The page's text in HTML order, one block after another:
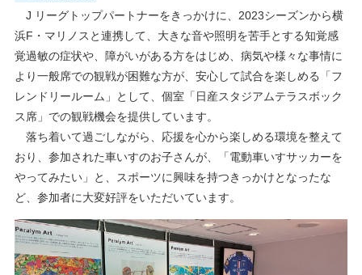
J リーグトップパートナーをきっかけに、2023シーズンから横
浜F・マリノスと連携して、大きな音や照明を苦手とする知覚感
覚過敏の症状や、障がいがある方をはじめ、病気や様々な事情に
より一般席での観戦が困難な方が、安心して試合を楽しめる「フ
レンドリールーム」として、個室「日産スタジアムテラスボック
ス席」での観戦機会を提供しています。
落ち着いて過ごしながら、応援を心から楽しめる環境を整えて
おり、参加された車いすのお子さんが、「電動車いすサッカーを
やってみたい」と、スポーツに興味を持つきっかけとなったな
ど、参加者に大変好評をいただいています。